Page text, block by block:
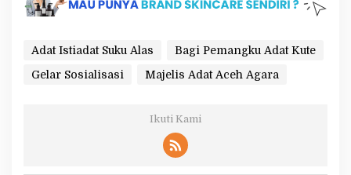
Adat Istiadat Suku Alas
Bagi Pemangku Adat Kute
Gelar Sosialisasi
Majelis Adat Aceh Agara
Ikuti Kami